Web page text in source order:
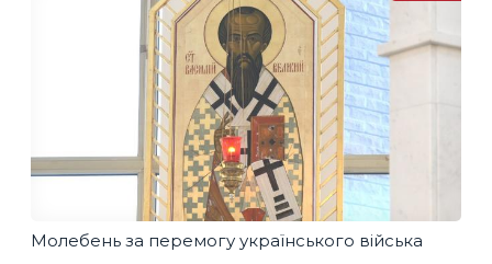
Молебень за перемогу українського війська